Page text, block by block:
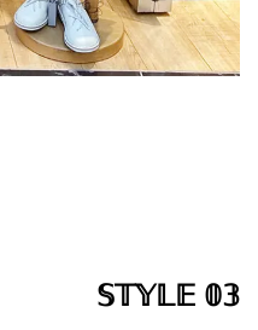
𝕊𝕋𝕐𝕃𝔼 𝟘𝟛